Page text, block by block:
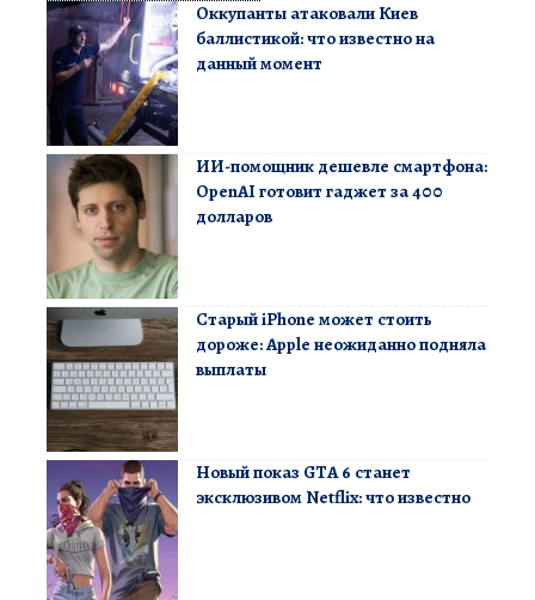
Оккупанты атаковали Киев
баллистикой: что известно на
данный момент
ИИ-помощник дешевле смартфона:
OpenAI готовит гаджет за 400
долларов
Старый iPhone может стоить
дороже: Apple неожиданно подняла
выплаты
Новый показ GTA 6 станет
эксклюзивом Netflix: что известно